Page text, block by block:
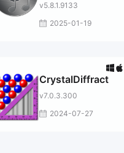
v5.8.1.9133
2025-01-19
CrystalDiffract
v7.0.3.300
2024-07-27